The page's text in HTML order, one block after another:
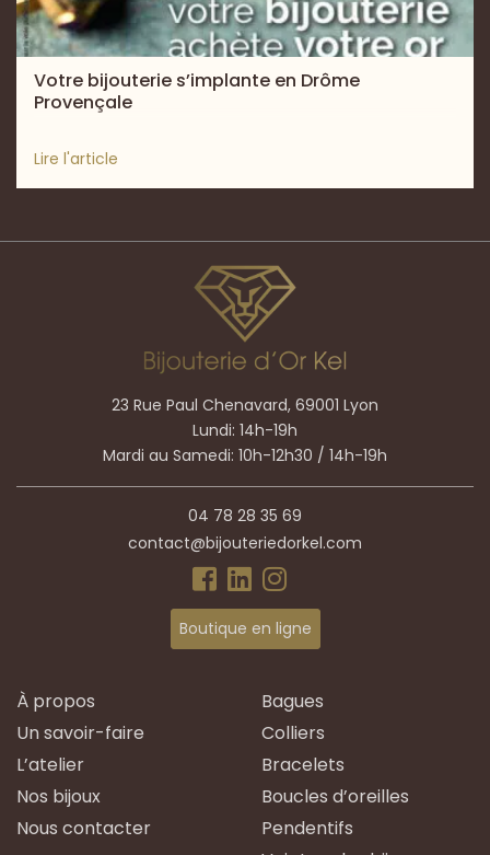
Votre bijouterie s’implante en Drôme
Provençale
Lire l'article
23 Rue Paul Chenavard, 69001 Lyon
Lundi: 14h-19h
Mardi au Samedi: 10h-12h30 / 14h-19h
04 78 28 35 69
contact@bijouteriedorkel.com
Boutique en ligne
À propos
Un savoir-faire
L’atelier
Nos bijoux
Nous contacter
Bagues
Colliers
Bracelets
Boucles d’oreilles
Pendentifs